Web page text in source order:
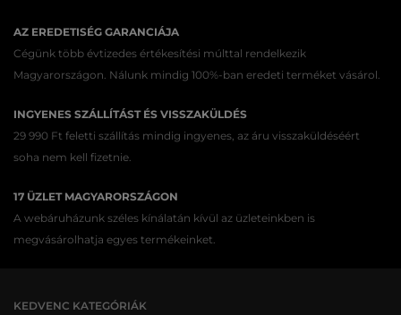
AZ EREDETISÉG GARANCIÁJA
Cégünk több évtizedes értékesítési múlttal rendelkezik
Magyarországon. Nálunk mindig 100%-ban eredeti terméket vásárol.
INGYENES SZÁLLÍTÁST ÉS VISSZAKÜLDÉS
29 990 Ft feletti szállítás mindig ingyenes, az áru visszaküldéséért
soha nem kell fizetnie.
17 ÜZLET MAGYARORSZÁGON
A webáruházunk széles kínálatán kívül az üzleteinkben is
megvásárolhatja egyes termékeinket.
KEDVENC KATEGÓRIÁK